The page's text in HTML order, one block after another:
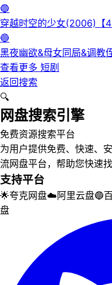
下人&补习老师&学妹的第
🔵
穿越时空的少女(2006)【
【中文字幕】【爱情/科幻】
🔵
黑夜幽欲&母女同局&调教
服&黑夜欲牢（完整版）最
查看更多 短剧
返回搜索
🔍
网盘搜索引擎
免费资源搜索平台
为用户提供免费、快速、
流网盘平台，帮助您快速找
支持平台
🌟夸克网盘☁️阿里云盘🔵
盘